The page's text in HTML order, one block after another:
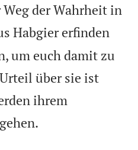
der Wahrheit in
Habgier erfinden
um euch damit zu
über sie ist
ihrem